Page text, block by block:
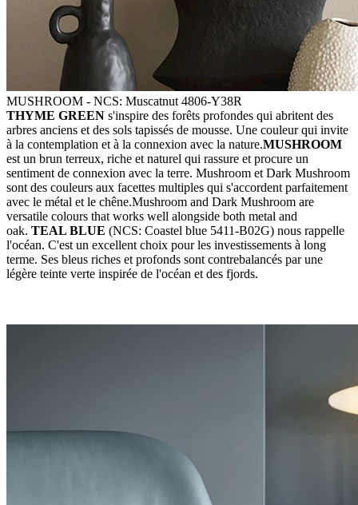
MUSHROOM - NCS: Muscatnut 4806-Y38R
THYME GREEN s'inspire des forêts profondes qui abritent des
arbres anciens et des sols tapissés de mousse. Une couleur qui invite
à la contemplation et à la connexion avec la nature.MUSHROOM
est un brun terreux, riche et naturel qui rassure et procure un
sentiment de connexion avec la terre. Mushroom et Dark Mushroom
sont des couleurs aux facettes multiples qui s'accordent parfaitement
avec le métal et le chêne.Mushroom and Dark Mushroom are
versatile colours that works well alongside both metal and
oak. TEAL BLUE (NCS: Coastel blue 5411-B02G) nous rappelle
l'océan. C'est un excellent choix pour les investissements à long
terme. Ses bleus riches et profonds sont contrebalancés par une
légère teinte verte inspirée de l'océan et des fjords.